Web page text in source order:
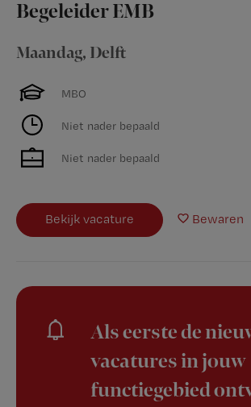
Begeleider EMB
Maandag, Delft
MBO
Niet nader bepaald
Niet nader bepaald
Bekijk vacature Bewaren
Als eerste de
vacatures in jouw
functiegebied